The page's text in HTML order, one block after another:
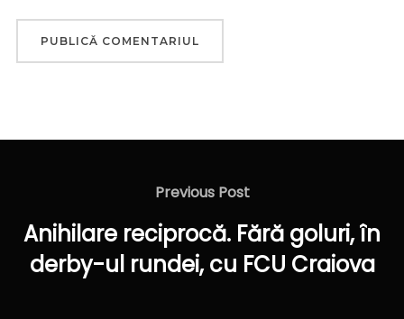
Navigare
Previous
Previous Post
Anihilare reciprocă. Fără goluri, în
derby-ul rundei, cu FCU Craiova